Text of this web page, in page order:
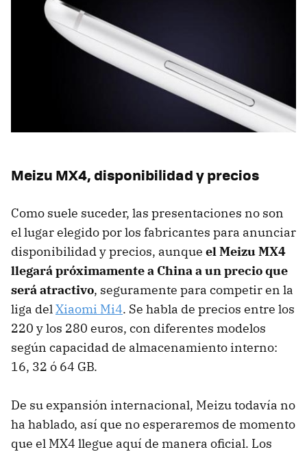
Meizu MX4, disponibilidad y precios
Como suele suceder, las presentaciones no son
el lugar elegido por los fabricantes para anunciar
disponibilidad y precios, aunque el Meizu MX4
llegará próximamente a China a un precio que
será atractivo, seguramente para competir en la
liga delXiaomi Mi4. Se habla de precios entre los
220 y los 280 euros, con diferentes modelos
según capacidad de almacenamiento interno:
16, 32 ó 64 GB.
De su expansión internacional, Meizu todavía no
ha hablado, así que no esperaremos de momento
que el MX4 llegue aquí de manera oficial. Los